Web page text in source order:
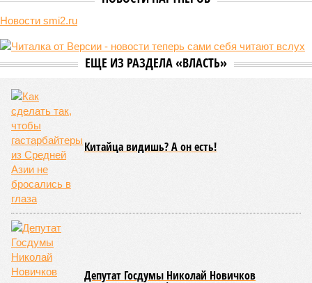
По мнению Пашиняна
своей собственностью и теперь намерен просить за аренду
«железки» означенную сумму. При этом, как отмечают
раскрыла методику его калькуляции, то есть, получается,
взяла цифры с потолка. Отдельно стоит отметить, что
заключённый в 2008 году между Арменией и ОАО «РЖД»
концессионный договор, согласно которому российская
компания получила в управление «железку» республики до
2038-го, вероятно, вовсе не предусматривает такой
постановки вопроса.
Неудивительно, что гендиректор РЖД
реагируя на словесные интервенции Пашиняна, выступил
со словно растерянно-обиженным комментарием. И,
кажется, стало только хуже. Как отметил менеджер, ЮКЖД
и РЖД«последовательно и в полном объёме исполняют
взятые на себя обязательства в рамках концессионного